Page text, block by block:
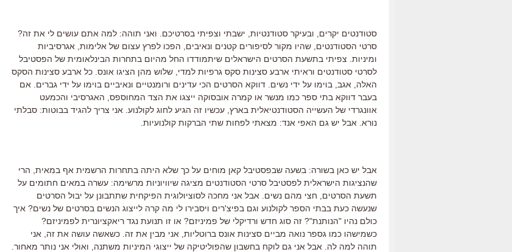
סטודנטים יקרים, ובעיקר סטודנטיות, ישבתי וצפיתי בסרטיכם. ואני תוהה: למה אתם עושים לי את זה?
סרטי הסטודנטים, שהיו מקור לסיפורים קטנים ונאיבים, הפכו לפרץ עצום של אלימות, אגרסיביות
ומיניות. צפיתי בתשעת הסרטים הישראלים שיתמודדו החל מהיום בתחרות הבינלאומית של הפסטיבל
לסרטי סטודנטים וראיתי ארבע סצינות סקס גרפיות למדי, שלוש מהן הציגו אונס. כל ארבע סצינות הסקס
האלה, אגב, בוימו על ידי נשים. דווקא הסרטים הכי עדינים ורומנטיים ונאיביים בוימו על ידי גברים. אם
בעבר דווקא בתי ספר כמו מנשר או קמרה אובסוקה ייצגו את הצד המחוספס, האגרסיבי והכמעט
אוונגרדי של העשייה הסטודנטיאלית בארץ, עכשיו זה הגיע לחוג לקולנוע. אני צריך להגיד בבוטות: סבלתי
נורא. אבל יש גם האפי אנד: מצאתי לפחות שתי הברקות קולנועיות.
אבל יש כאן בשורה: בשעה שבפסטיבל קאן מוחים על כך שלא היתה בתחרות הרשמית אף במאית, הרי
שהנציגות הישראלית לפסטיבל סרטי הסטודנטים מציגה שיוויוניות מרשימה: עשרה במאים חתומים על
תשעת הסרטים, חצי מהם נשים. אבל אני מחכה לסוציולוגית הפיקחית שתתבונן על יבול הסרטים
שנעשה כעת בבתי הספר לקולנוע וגם בפיצ'רים ויסבירו לי מה קרה לייצוג הנשים בסרטים של נשים? איך
כולם נהיו "הנותנת"? זה סוג חדש ורדיקלי של פמיניזם? או זו תנועת נגד ריאקציונרית לפמיניזם?
כשמישהו כמו גספר נואה מביים סצינות אונס ברוטליות, אני מבין את זה. כשאשה עושה את זה, אני
תוהה למה לה. אבל אני גם לוקח בחשבון שהפוליטיקה של ייצוגי המיניות משתנה, ואולי אני נותר מאחור.